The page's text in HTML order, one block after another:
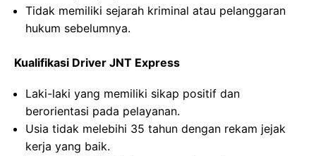
Tidak memiliki sejarah kriminal atau pelanggaran
hukum sebelumnya.
Kualifikasi Driver JNT Express
Laki-laki yang memiliki sikap positif dan
berorientasi pada pelayanan.
Usia tidak melebihi 35 tahun dengan rekam jejak
kerja yang baik.